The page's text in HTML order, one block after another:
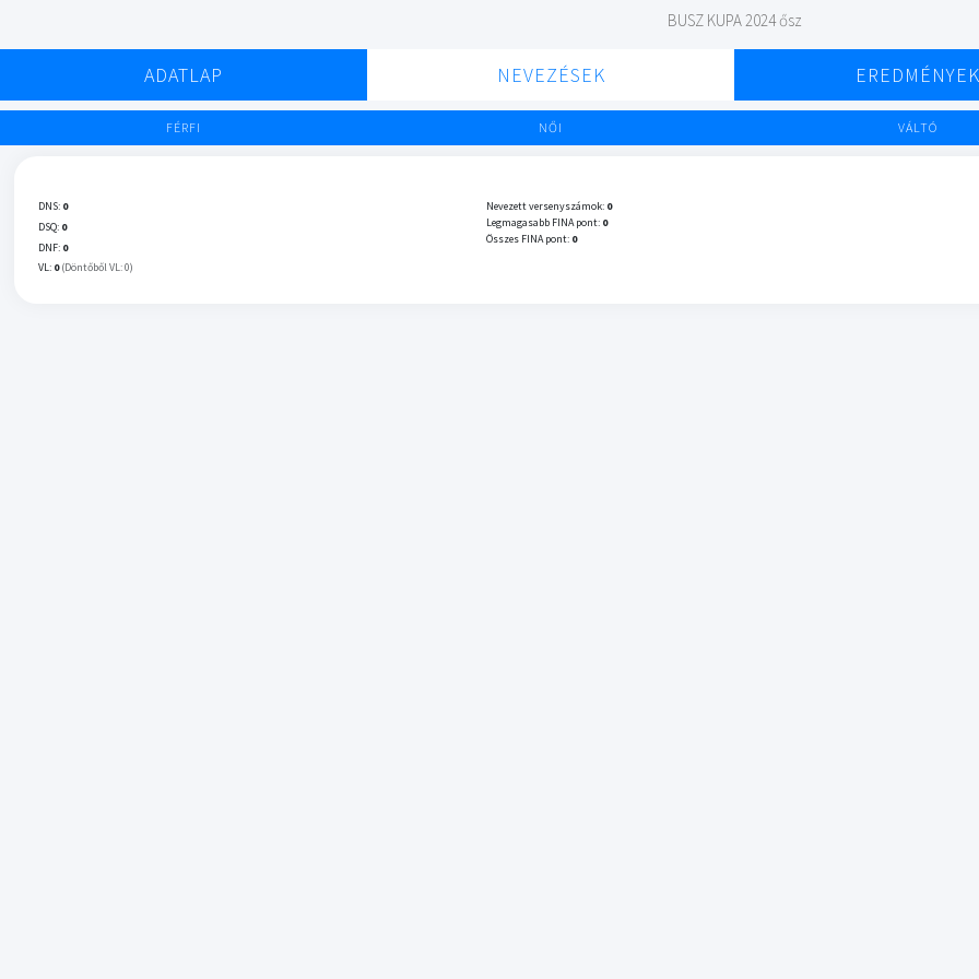
BUSZ KUPA 2024 ősz
ADATLAP NEVEZÉSEK EREDMÉNYEK
FÉRFI NŐI VÁLTÓ
DNS: 0
DSQ: 0
DNF: 0
VL: 0 (Döntőből VL: 0)
Nevezett versenyszámok: 0
Legmagasabb FINA pont: 0
Összes FINA pont: 0